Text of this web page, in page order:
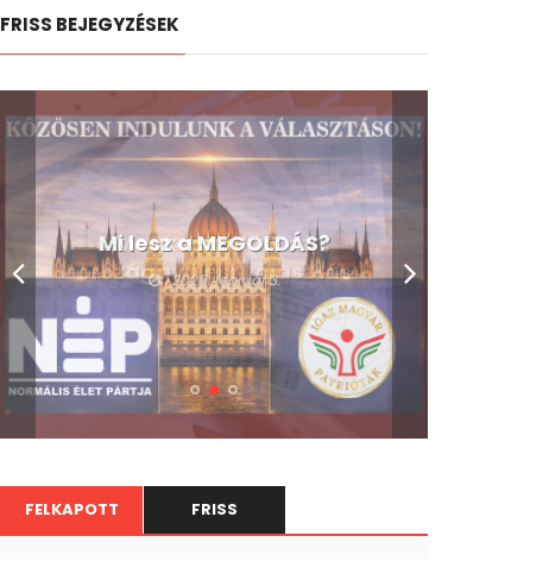
FRISS BEJEGYZÉSEK
Mi lesz a MEGOLDÁS?
2026. február 3.
FELKAPOTT FRISS